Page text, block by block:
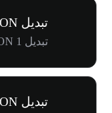
تبدیل USOON به TWD
تبدیل 1 USOON به NT$3.89K
تبدیل USOON به DOP